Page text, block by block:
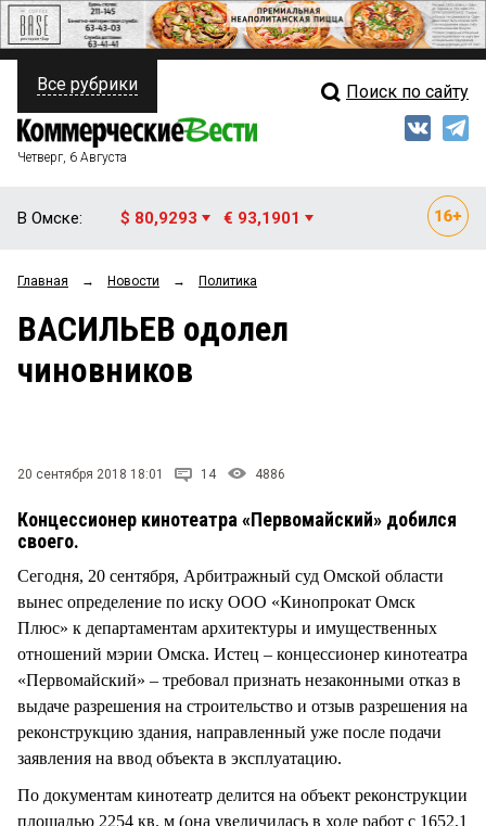
ПОЛИТИКА
ФИНАНСЫ
ОБЩЕСТВО
ЗАКОН
СТИЛЬ ЖИЗНИ
Свежий выпуск
Все рубрики Поиск по сайту
Четверг, 6 Августа
В Омске: $ 80,9293 € 93,1901
Главная → Новости → Политика
ВАСИЛЬЕВ одолел
чиновников
20 сентября 2018 18:01 14 4886
Концессионер кинотеатра «Первомайский» добился
своего.
Сегодня, 20 сентября, Арбитражный суд Омской области
вынес определение по иску ООО «Кинопрокат Омск
Плюс» к департаментам архитектуры и имущественных
отношений мэрии Омска. Истец – концессионер кинотеатра
«Первомайский» – требовал признать незаконными отказ в
выдаче разрешения на строительство и отзыв разрешения на
реконструкцию здания, направленный уже после подачи
заявления на ввод объекта в эксплуатацию.
По документам кинотеатр делится на объект реконструкции
площадью 2254 кв. м (она увеличилась в ходе работ с 1652,1